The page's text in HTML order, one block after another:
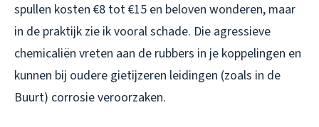
spullen kosten €8 tot €15 en beloven wonderen, maar
in de praktijk zie ik vooral schade. Die agressieve
chemicaliën vreten aan de rubbers in je koppelingen en
kunnen bij oudere gietijzeren leidingen (zoals in de
Buurt) corrosie veroorzaken.